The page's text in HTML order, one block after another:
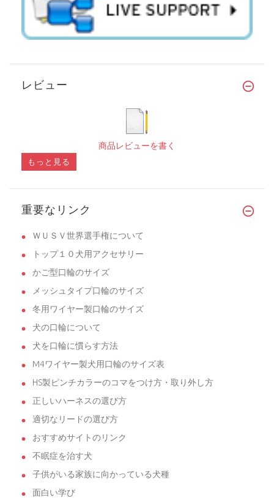
レビュー
商品レビューを書く
もっと見る
重要なリンク
ＷＵＳＶ世界選手権について
トップ１０犬用アクセサリー
かご型口輪のサイズ
メッシュタイプ口輪のサイズ
冬用ワイヤー製口輪のサイズ
犬の口輪について
犬を口輪に慣らす方法
M4ワイヤー製犬用口輪のサイズ表
HS製ピンチカラーのコマをつけ方・取り外し方
正しいハーネスの選び方
適切なリードの選び方
おすすめサイトのリンク
不眠症を治す犬
子供がいる家族に向かっている犬種
面白い学び